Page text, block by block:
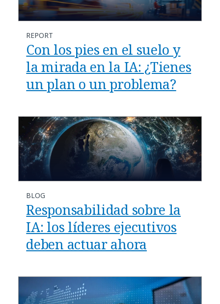
REPORT
Con los pies en el suelo y
la mirada en la IA: ¿Tienes
un plan o un problema?
BLOG
Responsabilidad sobre la
IA: los líderes ejecutivos
deben actuar ahora